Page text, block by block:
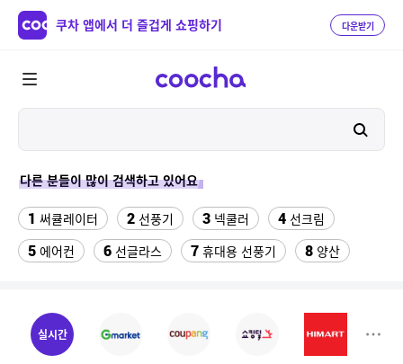
쿠차 앱에서 더 즐겁게 쇼핑하기 다운받기
다른 분들이 많이 검색하고 있어요
1 써큘레이터 2 선풍기 3 넥쿨러 4 선크림
5 에어컨 6 선글라스 7 휴대용 선풍기 8 양산
12 팔찌부자재 비데
15 성인용세발자전거중고
실시간